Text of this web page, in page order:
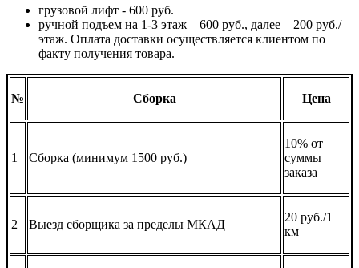
грузовой лифт - 600 руб.
ручной подъем на 1-3 этаж – 600 руб., далее – 200 руб./
этаж. Оплата доставки осуществляется клиентом по
факту получения товара.
№ Сборка Цена
1 Сборка (минимум 1500 руб.)
10% от
суммы
заказа
2 Выезд сборщика за пределы МКАД
20 руб./1
км